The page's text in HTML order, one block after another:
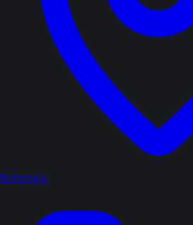
Referencie